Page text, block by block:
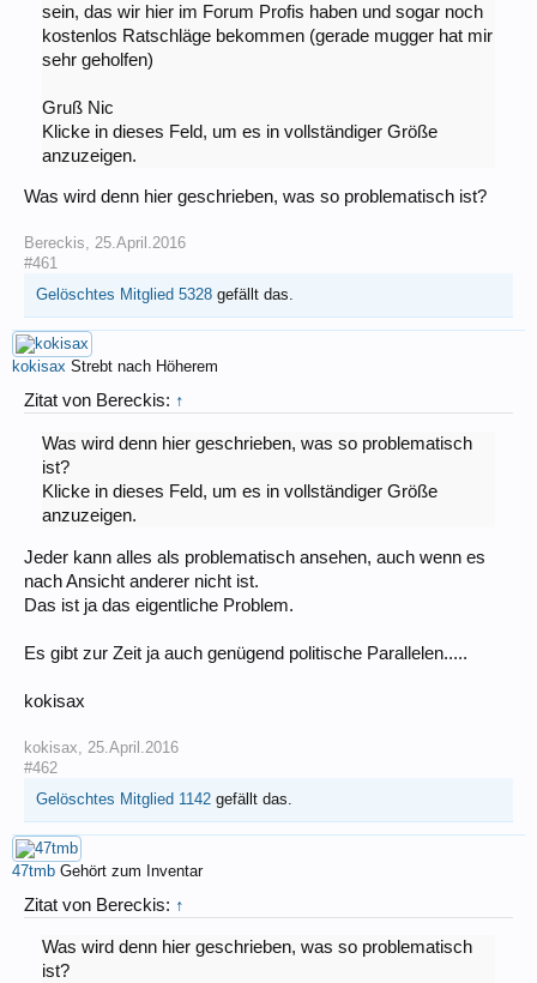
sein, das wir hier im Forum Profis haben und sogar noch
kostenlos Ratschläge bekommen (gerade mugger hat mir
sehr geholfen)
Gruß Nic
Klicke in dieses Feld, um es in vollständiger Größe
anzuzeigen.
Was wird denn hier geschrieben, was so problematisch ist?
Bereckis, 25.April.2016
#461
Gelöschtes Mitglied 5328 gefällt das.
kokisax Strebt nach Höherem
Zitat von Bereckis: ↑
Was wird denn hier geschrieben, was so problematisch
ist?
Klicke in dieses Feld, um es in vollständiger Größe
anzuzeigen.
Jeder kann alles als problematisch ansehen, auch wenn es
nach Ansicht anderer nicht ist.
Das ist ja das eigentliche Problem.
Es gibt zur Zeit ja auch genügend politische Parallelen.....
kokisax
kokisax
25.April.2016
#462
Gelöschtes Mitglied 1142 gefällt das.
47tmb Gehört zum Inventar
Zitat von Bereckis: ↑
Was wird denn hier geschrieben, was so problematisch
ist?